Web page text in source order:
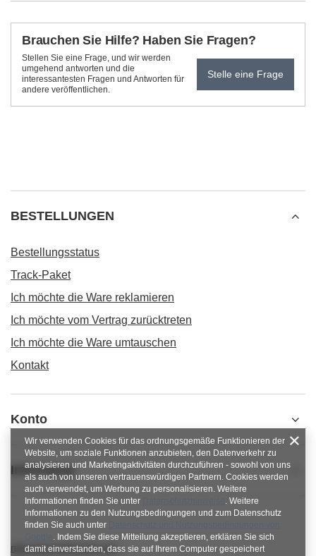
Brauchen Sie Hilfe? Haben Sie Fragen?
Stellen Sie eine Frage, und wir werden
umgehend antworten und die
interessantesten Fragen und Antworten für
andere veröffentlichen.
Stelle eine Frage
BESTELLUNGEN
Bestellungsstatus
Track-Paket
Ich möchte die Ware reklamieren
Ich möchte vom Vertrag zurücktreten
Ich möchte die Ware umtauschen
Kontakt
Konto
Informacje
nitkowelove@gmail.com
Wir verwenden Cookies für das ordnungsgemäße Funktionieren der
Website, um soziale Funktionen anzubieten, den Datenverkehr zu
analysieren und Marketingaktivitäten durchzuführen - sowohl von uns
als auch von unseren vertrauenswürdigen Partnern. Cookies werden
auch verwendet, um Werbung zu personalisieren. Weitere
Informationen finden Sie unter
. Weitere
Informationen zu den Nutzungsbedingungen und zum Datenschutz
finden Sie auch unter
. Indem Sie diese Mitteilung akzeptieren, erklären Sie sich
damit einverstanden, dass sie auf Ihrem Computer gespeichert